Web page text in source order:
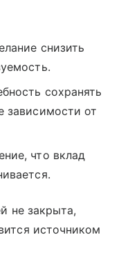
снизить
сохранять
зависимости от
что вклад
не закрыта,
источником